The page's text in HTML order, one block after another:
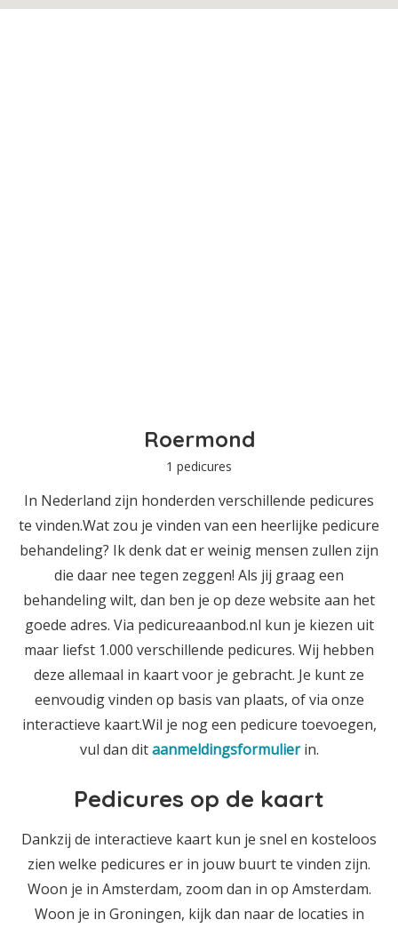
Roermond
1 pedicures
In Nederland zijn honderden verschillende pedicures
te vinden.Wat zou je vinden van een heerlijke pedicure
behandeling? Ik denk dat er weinig mensen zullen zijn
die daar nee tegen zeggen! Als jij graag een
behandeling wilt, dan ben je op deze website aan het
goede adres. Via pedicureaanbod.nl kun je kiezen uit
maar liefst 1.000 verschillende pedicures. Wij hebben
deze allemaal in kaart voor je gebracht. Je kunt ze
eenvoudig vinden op basis van plaats, of via onze
interactieve kaart.Wil je nog een pedicure toevoegen,
vul dan ditaanmeldingsformulierin.
Pedicures op de kaart
Dankzij de interactieve kaart kun je snel en kosteloos
zien welke pedicures er in jouw buurt te vinden zijn.
Woon je in Amsterdam, zoom dan in op Amsterdam.
Woon je in Groningen, kijk dan naar de locaties in